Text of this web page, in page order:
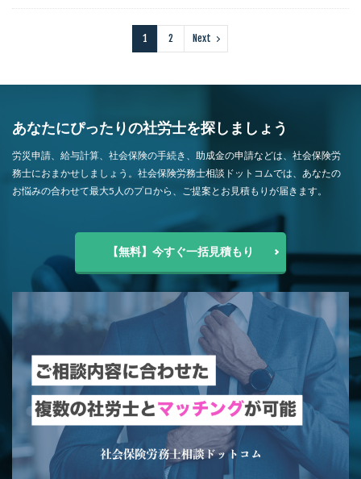
1 2 Next
あなたにぴったりの社労士を探しましょう
労災申請、給与計算、社会保険の手続き、助成金の申請などは、社会保険労
務士におまかせしましょう。社会保険労務士相談ドットコムでは、あなたの
お悩みの合わせて最大5人のプロから、ご提案とお見積もりが届きます。
【無料】今すぐ一括見積もり